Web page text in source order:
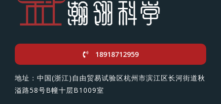
18918712959
地址：中国(浙江)自由贸易试验区杭州市滨江区长河街道秋
溢路58号B幢十层B1009室